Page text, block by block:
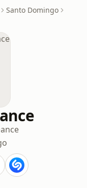
Santo Domingo